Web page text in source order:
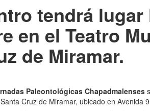
tendrá
en el Teatro
de Miramar.
Paleontológicas Chapadmalenses
Cruz de Miramar, ubicado en Avenida